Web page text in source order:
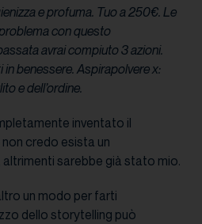
e profuma. Tuo a 250€. Le
con questo
avrai compiuto 3 azioni.
benessere. Aspirapolvere x:
e dell’ordine.
inventato il
credo esista un
sarebbe già stato mio.
un modo per farti
dello storytelling può